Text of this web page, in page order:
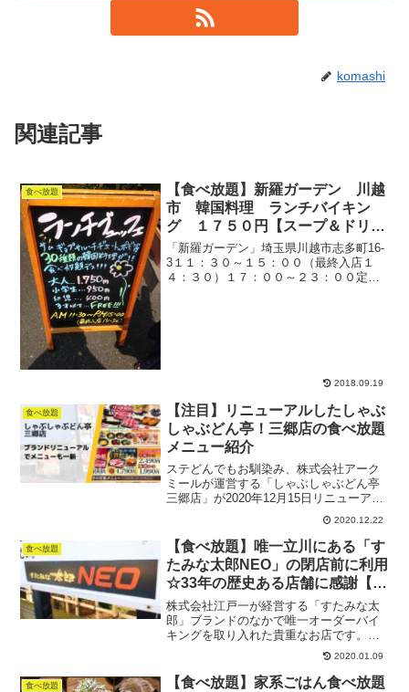
komashi
関連記事
食べ放題
【食べ放題】新羅ガーデン 川越
市 韓国料理 ランチバイキン
グ １７５０円【スープ＆ドリン
クバー付き】
「新羅ガーデン」埼玉県川越市志多町16-
3１１：３０～１５：００（最終入店１
４：３０）１７：００～２３：００定
2018.09.19
食べ放題
【注目】リニューアルしたしゃぶ
しゃぶどん亭！三郷店の食べ放題
メニュー紹介
ステどんでもお馴染み、株式会社アーク
ミールが運営する「しゃぶしゃぶどん亭
三郷店」が2020年12月15日リニューアル
オープンしました！ちょうど「どん亭」
の30周年とも重なり、ブランドの刷新の
ため見た目もスタイルチェンジ。食べ放
題メニューもだ...
2020.12.22
食べ放題
【食べ放題】唯一立川にある「す
たみな太郎NEO」の閉店前に利用
☆33年の歴史ある店舗に感謝【お
別れ】
株式会社江戸一が経営する「すたみな太
郎」ブランドのなかで唯一オーダーバイ
キングを取り入れた貴重なお店です。残
念ながら2020年1月13日をもって閉店と
なりますが、その勇姿をお伝えするため
記事にしました！
2020.01.09
食べ放題
【食べ放題】家系ごはん食べ放題